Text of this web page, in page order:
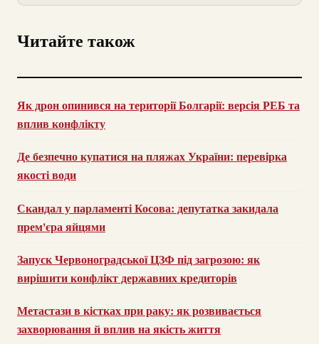
Читайте також
Як дрон опинився на території Болгарії: версія РЕБ та
вплив конфлікту
Де безпечно купатися на пляжах України: перевірка
якості води
Скандал у парламенті Косова: депутатка закидала
прем'єра яйцями
Запуск Червоноградської ЦЗФ під загрозою: як
вирішити конфлікт державних кредиторів
Метастази в кістках при раку: як розвивається
захворювання й вплив на якість життя